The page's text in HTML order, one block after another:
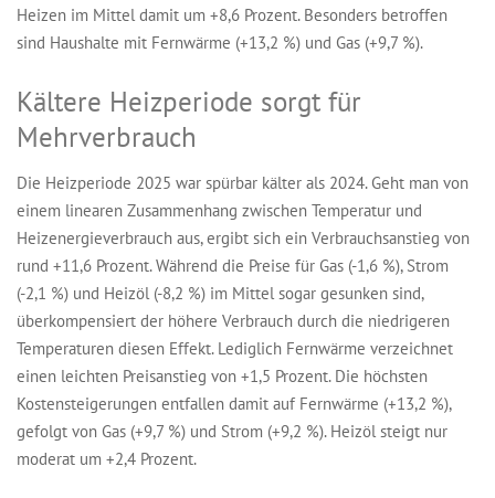
Heizen im Mittel damit um +8,6 Prozent. Besonders betroffen
sind Haushalte mit Fernwärme (+13,2 %) und Gas (+9,7 %).
Kältere Heizperiode sorgt für
Mehrverbrauch
Die Heizperiode 2025 war spürbar kälter als 2024. Geht man von
einem linearen Zusammenhang zwischen Temperatur und
Heizenergieverbrauch aus, ergibt sich ein Verbrauchsanstieg von
rund +11,6 Prozent. Während die Preise für Gas (-1,6 %), Strom
(-2,1 %) und Heizöl (-8,2 %) im Mittel sogar gesunken sind,
überkompensiert der höhere Verbrauch durch die niedrigeren
Temperaturen diesen Effekt. Lediglich Fernwärme verzeichnet
einen leichten Preisanstieg von +1,5 Prozent. Die höchsten
Kostensteigerungen entfallen damit auf Fernwärme (+13,2 %),
gefolgt von Gas (+9,7 %) und Strom (+9,2 %). Heizöl steigt nur
moderat um +2,4 Prozent.